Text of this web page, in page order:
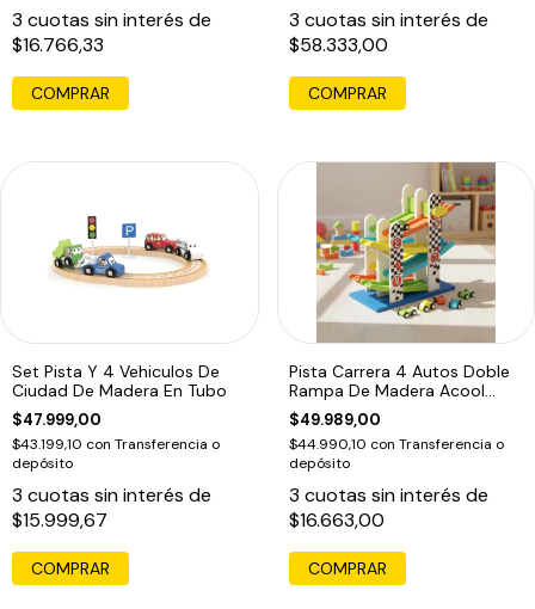
3 cuotas sin interés de
$16.766,33
3 cuotas sin interés de
$58.333,00
Set Pista Y 4 Vehiculos De
Ciudad De Madera En Tubo
$47.999,00
$43.199,10 con Transferencia o
depósito
3 cuotas sin interés de
$15.999,67
COMPRAR
Pista Carrera 4 Autos Doble
Rampa De Madera Acool
Ac6694
$49.989,00
$44.990,10 con Transferencia o
depósito
3 cuotas sin interés de
$16.663,00
COMPRAR